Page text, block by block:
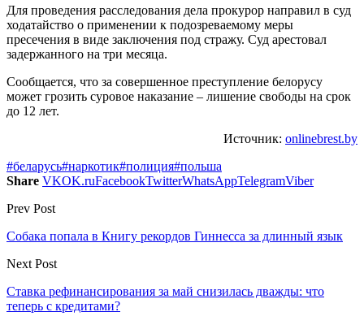
Для проведения расследования дела прокурор направил в суд
ходатайство о применении к подозреваемому меры
пресечения в виде заключения под стражу. Суд арестовал
задержанного на три месяца.
Сообщается, что за совершенное преступление белорусу
может грозить суровое наказание – лишение свободы на срок
до 12 лет.
Источник: onlinebrest.by
#беларусь#наркотик#полиция#польша
Share VKOK.ruFacebookTwitterWhatsAppTelegramViber
Prev Post
Собака попала в Книгу рекордов Гиннесса за длинный язык
Next Post
Ставка рефинансирования за май снизилась дважды: что
теперь с кредитами?